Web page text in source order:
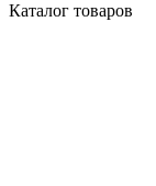
Каталог товаров